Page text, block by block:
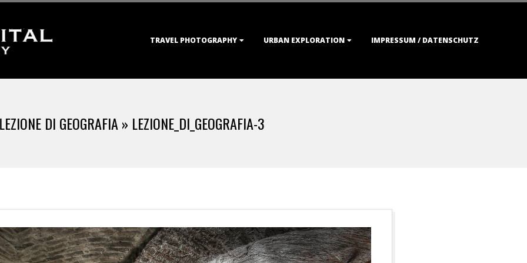
TRAVEL PHOTOGRAPHY URBAN EXPLORATION IMPRESSUM / DATENSCHUTZ
LEZIONE DI GEOGRAFIA » LEZIONE_DI_GEOGRAFIA-3